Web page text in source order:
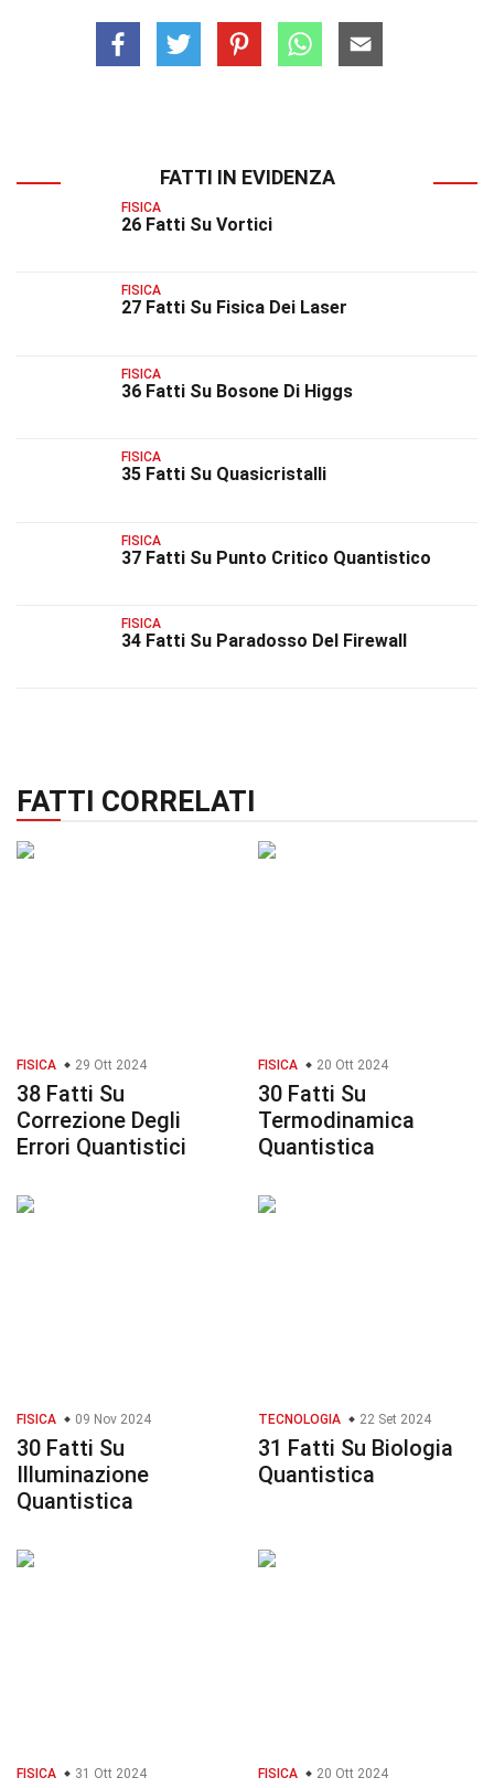
FATTI IN EVIDENZA
FISICA
26 Fatti Su Vortici
FISICA
27 Fatti Su Fisica Dei Laser
FISICA
36 Fatti Su Bosone Di Higgs
FISICA
35 Fatti Su Quasicristalli
FISICA
37 Fatti Su Punto Critico Quantistico
FISICA
34 Fatti Su Paradosso Del Firewall
FATTI CORRELATI
FISICA 29 Ott 2024
38 Fatti Su
Correzione Degli
Errori Quantistici
FISICA 20 Ott 2024
30 Fatti Su
Termodinamica
Quantistica
FISICA 09 Nov 2024
30 Fatti Su
Illuminazione
Quantistica
TECNOLOGIA 22 Set 2024
31 Fatti Su Biologia
Quantistica
FISICA 31 Ott 2024 FISICA 20 Ott 2024